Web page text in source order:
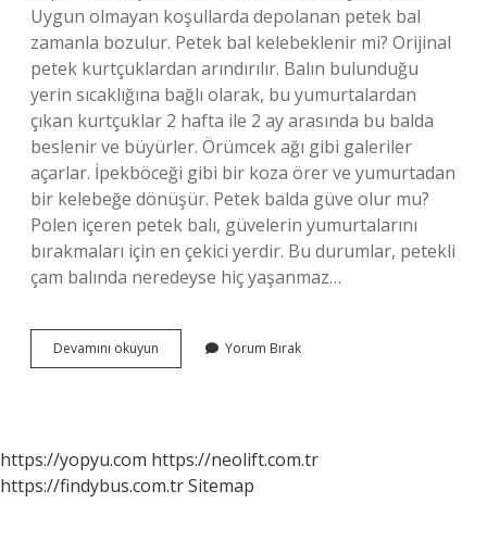
Uygun olmayan koşullarda depolanan petek bal
zamanla bozulur. Petek bal kelebeklenir mi? Orijinal
petek kurtçuklardan arındırılır. Balın bulunduğu
yerin sıcaklığına bağlı olarak, bu yumurtalardan
çıkan kurtçuklar 2 hafta ile 2 ay arasında bu balda
beslenir ve büyürler. Örümcek ağı gibi galeriler
açarlar. İpekböceği gibi bir koza örer ve yumurtadan
bir kelebeğe dönüşür. Petek balda güve olur mu?
Polen içeren petek balı, güvelerin yumurtalarını
bırakmaları için en çekici yerdir. Bu durumlar, petekli
çam balında neredeyse hiç yaşanmaz…
Devamını okuyun Güvelenen
Petek
Yorum Bırak
https://yopyu.com https://neolift.com.tr
https://findybus.com.trSitemap